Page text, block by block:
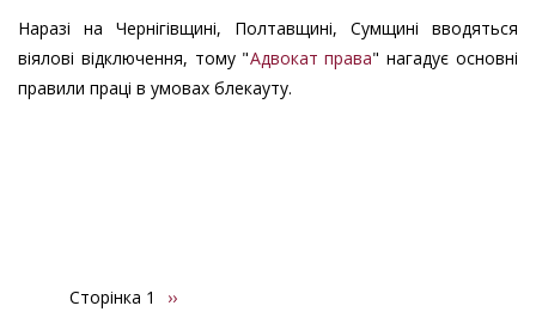
Наразі на Чернігівщині, Полтавщині, Сумщині вводяться
віялові відключення, тому "Адвокат права" нагадує основні
правили праці в умовах блекауту.
Розбивка
Сторінка 1
Наступна
››